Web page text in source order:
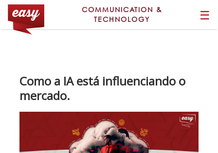
COMMUNICATION &
TECHNOLOGY
☰
Como a IA está influenciando o
mercado.